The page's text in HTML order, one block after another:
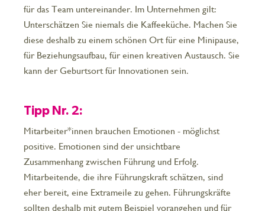
für das Team untereinander. Im Unternehmen gilt:
Unterschätzen Sie niemals die Kaffeeküche. Machen Sie
diese deshalb zu einem schönen Ort für eine Minipause,
für Beziehungsaufbau, für einen kreativen Austausch. Sie
kann der Geburtsort für Innovationen sein.
Tipp Nr. 2:
Mitarbeiter*innen brauchen Emotionen - möglichst
positive. Emotionen sind der unsichtbare
Zusammenhang zwischen Führung und Erfolg.
Mitarbeitende, die ihre Führungskraft schätzen, sind
eher bereit, eine Extrameile zu gehen. Führungskräfte
sollten deshalb mit gutem Beispiel vorangehen und für